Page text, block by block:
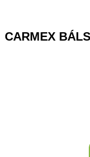
CARMEX